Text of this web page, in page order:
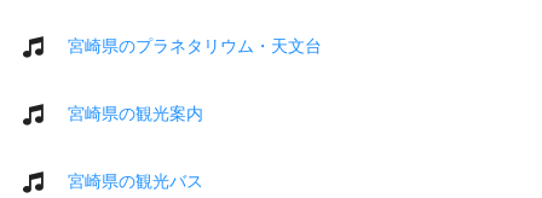
宮崎県のプラネタリウム・天文台
宮崎県の観光案内
宮崎県の観光バス